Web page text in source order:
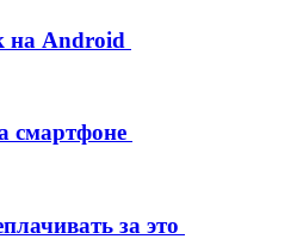
на Android
смартфоне
за это